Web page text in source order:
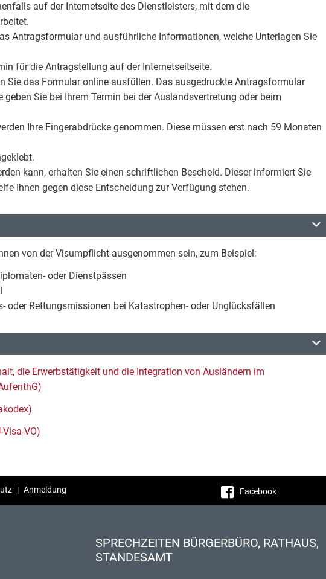
auf der Internetseite des Dienstleisters, mit dem die
Antragsformular und ausführliche Informationen, welche Unterlagen Sie
für die Antragstellung auf der Internetseitseite.
Sie das Formular online ausfüllen. Das ausgedruckte Antragsformular
Sie bei Ihrem Termin bei der Auslandsvertretung oder beim
Ihre Fingerabdrücke genommen. Diese müssen erst nach 59 Monaten
kann, erhalten Sie einen schriftlichen Bescheid. Dieser informiert Sie
Ihnen gegen diese Entscheidung zur Verfügung stehen.
von der Visumpflicht ausgenommen sein, zum Beispiel:
oder Dienstpässen
oder Rettungsmissionen bei Katastrophen- oder Unglücksfällen
die Erwerbstätigkeit und die Integration von Ausländern im
VO)
| Anmeldung Facebook
SPRECHZEITEN BÜRGERBÜRO, RATHAUS,
STANDESAMT